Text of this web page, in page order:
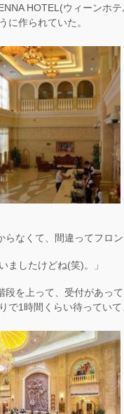
HOTEL(ウィーンホ
に作られていた。
らなくて、間違ってフロ
ましたけどね(笑)。」
段を上って、受付があっ
で1時間くらい待っていて